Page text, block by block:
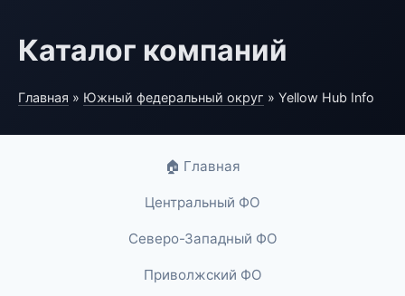
Каталог компаний
Главная » Южный федеральный округ » Yellow Hub Info
🏠 Главная
Центральный ФО
Северо-Западный ФО
Приволжский ФО